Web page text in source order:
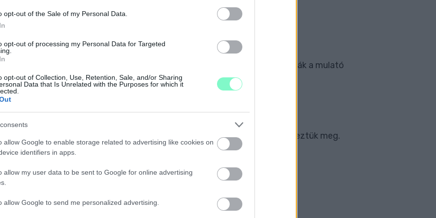
opt-out of the Sale of my Personal Data.
opt-out of processing my Personal Data for Targeted
opt-out of Collection, Use, Retention, Sale, and/or Sharing
Data that Is Unrelated with the Purposes for which it
allow Google to enable storage related to advertising like cookies on
identifiers in apps.
allow my user data to be sent to Google for online advertising
allow Google to send me personalized advertising.
BORKAIÉK ZSAROLÓI UTÁNI NYOMOZÁST
polgármester luxusjachton kimaxolt orgiájának felvételével zsarolták a mulató
VOLNA A BORKAI-VIDEÓVAL
ügyről szóló HVG-riportsorozat vele kapcsolatos állításai miatt kérdeztük meg.
GYŐRBEN
megzsarolják a lány egyik alkalmi partnerét.